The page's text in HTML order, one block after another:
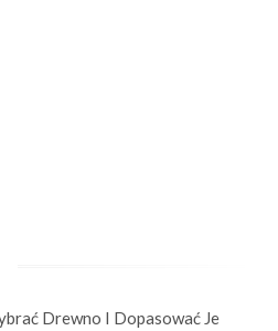
Drewno I Dopasować Je